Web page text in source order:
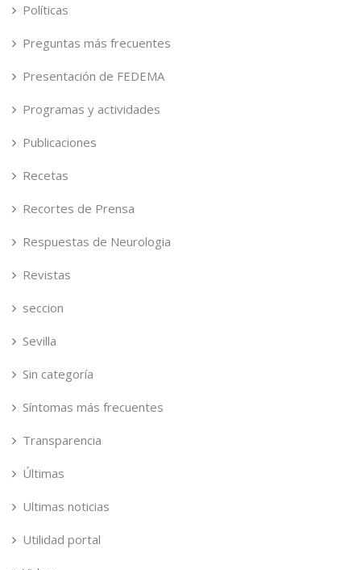
Políticas
Preguntas más frecuentes
Presentación de FEDEMA
Programas y actividades
Publicaciones
Recetas
Recortes de Prensa
Respuestas de Neurologia
Revistas
seccion
Sevilla
Sin categoría
Síntomas más frecuentes
Transparencia
Últimas
Ultimas noticias
Utilidad portal